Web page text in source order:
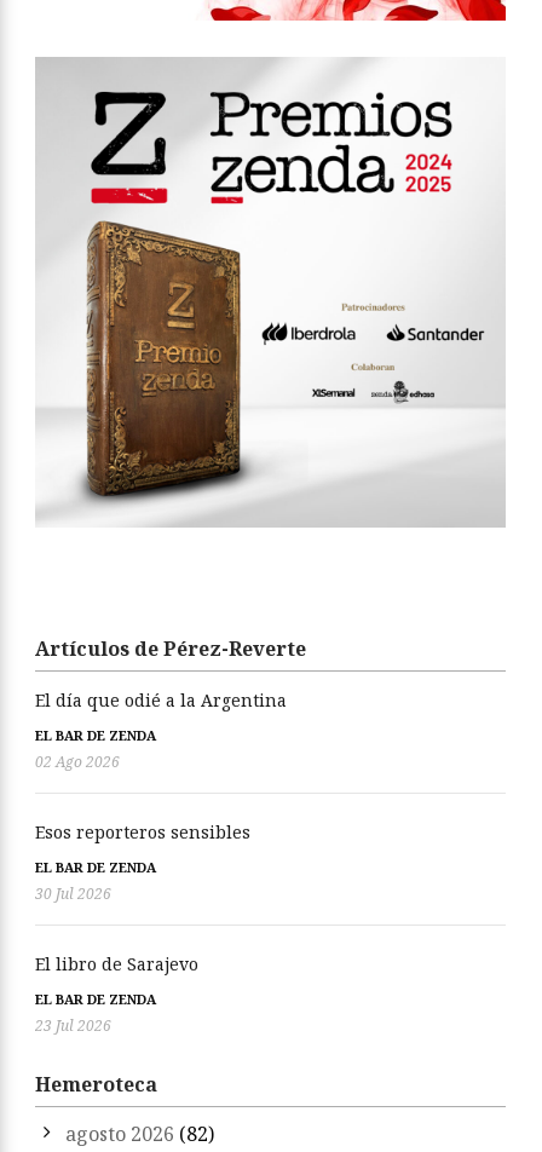
Artículos de Pérez-Reverte
El día que odié a la Argentina
EL BAR DE ZENDA
02 Ago 2026
Esos reporteros sensibles
EL BAR DE ZENDA
30 Jul 2026
El libro de Sarajevo
EL BAR DE ZENDA
23 Jul 2026
Hemeroteca
agosto 2026 (82)